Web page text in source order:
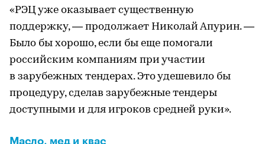
«РЭЦ уже оказывает существенную
поддержку, — продолжает Николай Апурин. —
Было бы хорошо, если бы еще помогали
российским компаниям при участии
в зарубежных тендерах. Это удешевило бы
процедуру, сделав зарубежные тендеры
доступными и для игроков средней руки».
Масло, мед и квас